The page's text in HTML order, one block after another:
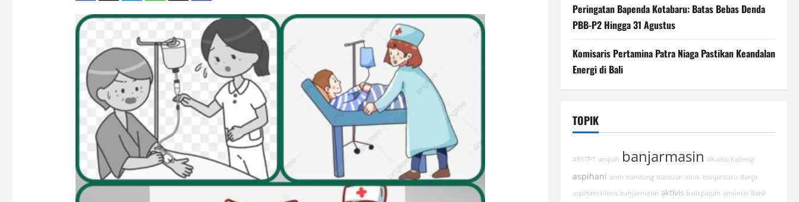
Peringatan Bapenda Kotabaru: Batas Bebas Denda
PBB-P2 Hingga 31 Agustus
Komisaris Pertamina Patra Niaga Pastikan Keandalan
Energi di Bali
TOPIK
#RSTPT ampah banjarmasin #Kadin Kalteng
aspihani aceh bandung bantuan ahok banjarbaru Banjir
aspihani ideris bahjarmasin aktivis balikpapan amuntai Bank